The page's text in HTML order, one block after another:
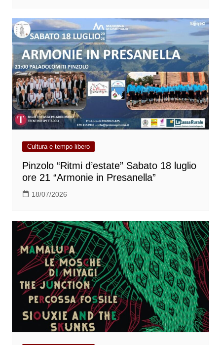
Cultura e tempo libero
Pinzolo “Ritmi d’estate” Sabato 18 luglio
ore 21 “Armonie in Presanella”
18/07/2026